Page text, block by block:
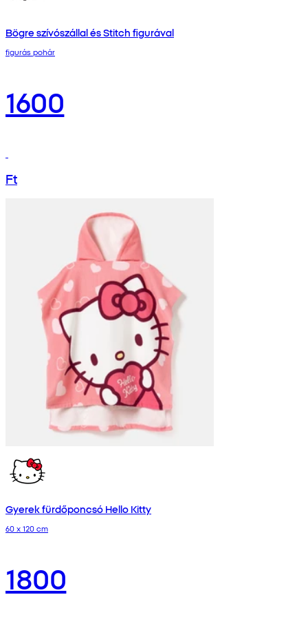
Bögre szívószállal és Stitch figurával
figurás pohár
1600
Ft
Gyerek fürdőponcsó Hello Kitty
60 x 120 cm
1800